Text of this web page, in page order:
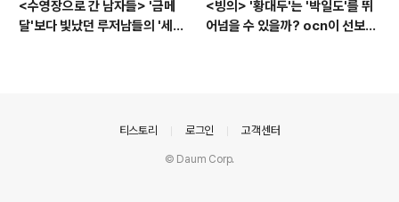
<수영장으로 간 남자들> '금메
달'보다 빛났던 루저남들의 '세라
<빙의> '황대두'는 '박일도'를 뛰
어넘을 수 있을까? ocn이 선보인
티스토리 로그인 고객센터
© Daum Corp.